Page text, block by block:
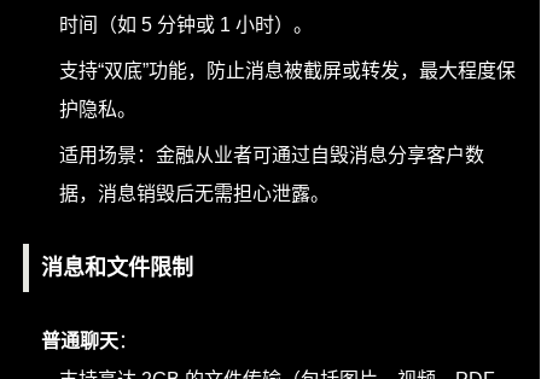
时间（如 5 分钟或 1 小时）。
支持“双底”功能，防止消息被截屏或转发，最大程度保
护隐私。
适用场景：金融从业者可通过自毁消息分享客户数
据，消息销毁后无需担心泄露。
消息和文件限制
普通聊天：